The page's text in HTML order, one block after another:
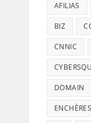
AFILIAS
BIZ
CNNIC
DOMAIN
ENCHÈRES